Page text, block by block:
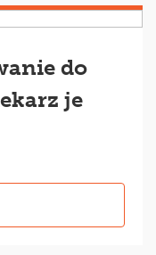
do
je